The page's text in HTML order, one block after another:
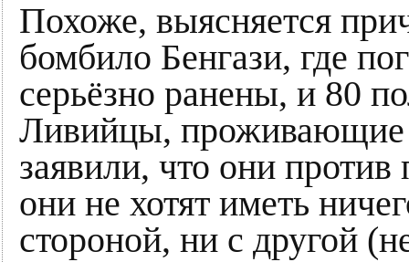
Похоже, выясняется
бомбило Бенгази, где
серьёзно ранены, и 80
Ливийцы, проживающие
заявили, что они
они не хотят иметь
стороной, ни с другой